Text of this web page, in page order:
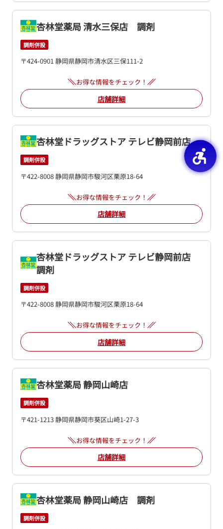
杏林堂薬局 清水三保店 調剤
調剤併設
〒424-0901 静岡県静岡市清水区三保111-2
お得な情報をチェック！
店舗詳細
杏林堂ドラッグストア テレビ静岡前店
調剤併設
〒422-8008 静岡県静岡市駿河区栗原18-64
お得な情報をチェック！
店舗詳細
杏林堂ドラッグストア テレビ静岡前店
調剤
調剤併設
〒422-8008 静岡県静岡市駿河区栗原18-64
お得な情報をチェック！
店舗詳細
杏林堂薬局 静岡山崎店
調剤併設
〒421-1213 静岡県静岡市葵区山崎1-27-3
お得な情報をチェック！
店舗詳細
杏林堂薬局 静岡山崎店 調剤
調剤併設